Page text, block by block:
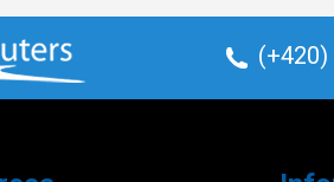
(+420)